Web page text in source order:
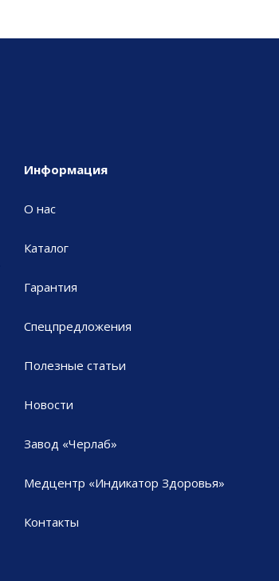
Информация
О нас
Каталог
Гарантия
Спецпредложения
Полезные статьи
Новости
Завод «Черлаб»
Медцентр «Индикатор Здоровья»
Контакты